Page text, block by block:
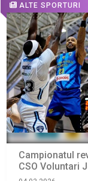
ALTE SPORTURI
Campionatul
CSO Voluntari